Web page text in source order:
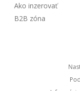
Ako inzerovať
B2B zóna